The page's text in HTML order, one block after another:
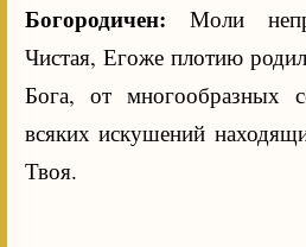
Богородичен:Моли
Чистая, Егоже плотию
Бога, от многообразных
всяких искушений
Твоя.